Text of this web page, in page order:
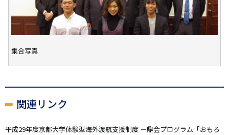
集合写真
関連リンク
平成29年度京都大学体験型海外渡航支援制度 －鼎会プログラム「おもろ